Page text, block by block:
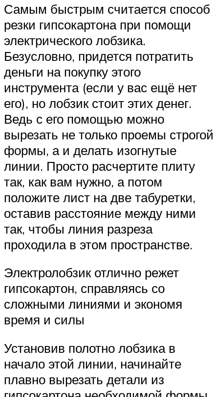
Самым быстрым считается способ
резки гипсокартона при помощи
электрического лобзика.
Безусловно, придется потратить
деньги на покупку этого
инструмента (если у вас ещё нет
его), но лобзик стоит этих денег.
Ведь с его помощью можно
вырезать не только проемы строгой
формы, а и делать изогнутые
линии. Просто расчертите плиту
так, как вам нужно, а потом
положите лист на две табуретки,
оставив расстояние между ними
так, чтобы линия разреза
проходила в этом пространстве.
Электролобзик отлично режет
гипсокартон, справляясь со
сложными линиями и экономя
время и силы
Установив полотно лобзика в
начало этой линии, начинайте
плавно вырезать детали из